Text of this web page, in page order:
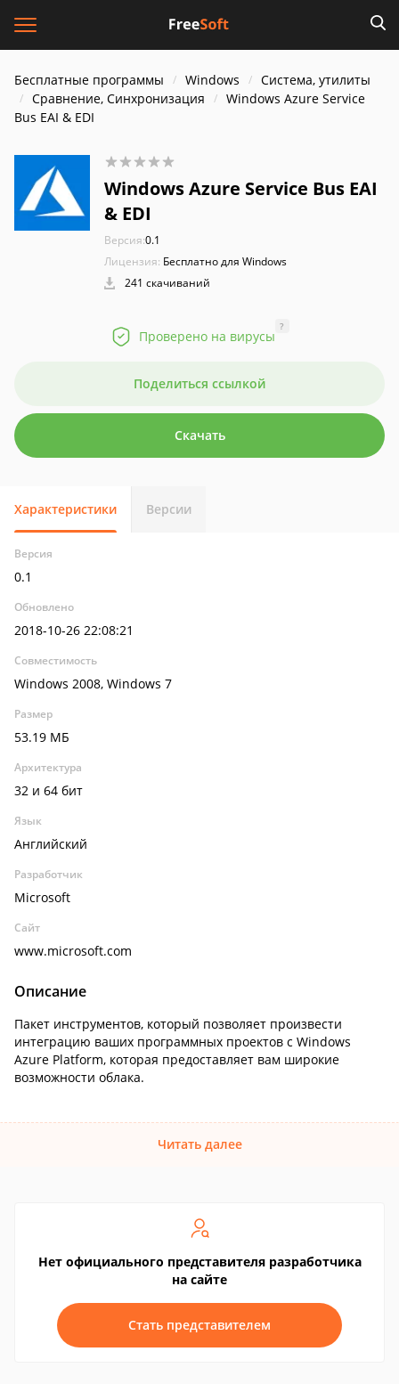
Бесплатные программы Windows
Система, утилиты
Сравнение, Синхронизация
Windows Azure Service
Bus EAI & EDI
Windows Azure Service Bus EAI
& EDI
Версия:0.1
Лицензия: Бесплатно для Windows
241 скачиваний
Проверено на вирусы
?
Поделиться ссылкой
Скачать
Характеристики Версии
Версия
0.1
Обновлено
2018-10-26 22:08:21
Совместимость
Windows 2008, Windows 7
Размер
53.19 МБ
Архитектура
32 и 64 бит
Язык
Английский
Разработчик
Microsoft
Сайт
www.microsoft.com
Описание
Пакет инструментов, который позволяет произвести
интеграцию ваших программных проектов с Windows
Azure Platform, которая предоставляет вам широкие
возможности облака.
Читать далее
Нет официального представителя разработчика
на сайте
Стать представителем